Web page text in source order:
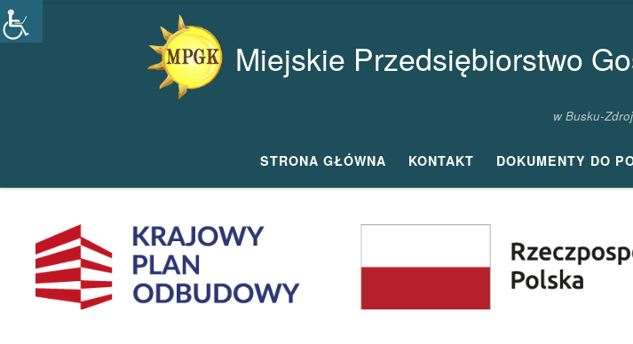
Przejdź do treści
Miejskie Przedsiębiorstwo
w Busku-
STRONA GŁÓWNA KONTAKT DOKUMENTY DO